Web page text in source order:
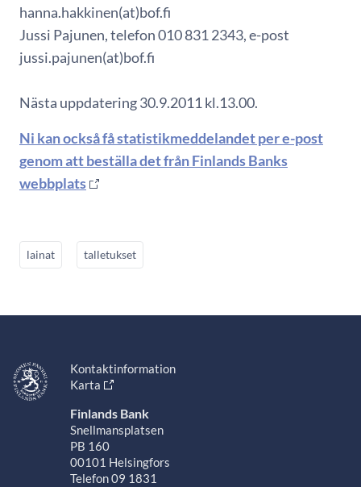
hanna.hakkinen(at)bof.fi
Jussi Pajunen, telefon 010 831 2343, e-post
jussi.pajunen(at)bof.fi
Nästa uppdatering 30.9.2011 kl.13.00.
Ni kan också få statistikmeddelandet per e-post
genom att beställa det från Finlands Banks
webbplats
lainat talletukset
Kontaktinformation
Karta
Finlands Bank
Snellmansplatsen
PB 160
00101 Helsingfors
Telefon 09 1831